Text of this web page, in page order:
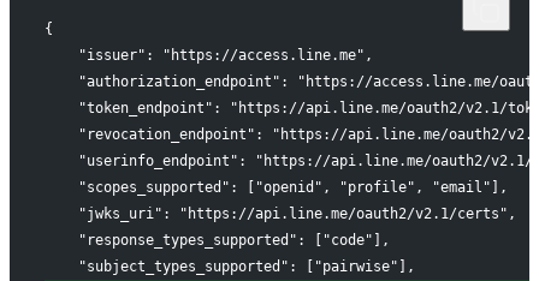
{
   "issuer": "https://access.line.me",
"authorization_endpoint": "https://access.line.me/
"token_endpoint": "https://api.line.me/oauth2/v2.1/
"revocation_endpoint": "https://api.line.me/oauth2/
"userinfo_endpoint": "https://api.line.me/oauth2/v2.1/
   "scopes_supported": ["openid", "profile", "email"],
   "jwks_uri": "https://api.line.me/oauth2/v2.1/certs",
   "response_types_supported": ["code"],
   "subject_types_supported": ["pairwise"],